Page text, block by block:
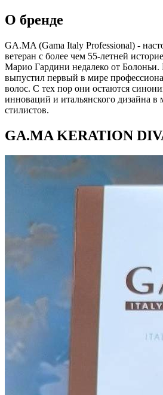
О бренде
GA.MA (Gama Italy Professional) -
ветеран с более чем 55-летней
Марио Гардини недалеко от
выпустил первый в мире
волос. С тех пор они остаются
инноваций и итальянского дизайна в
стилистов.
GA.MA KERATION